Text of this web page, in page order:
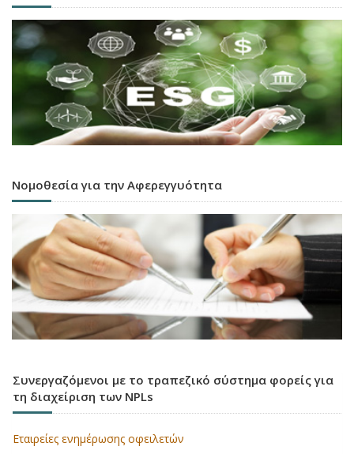
Νομοθεσία για την Αφερεγγυότητα
Συνεργαζόμενοι με το τραπεζικό σύστημα φορείς για
τη διαχείριση των NPLs
Εταιρείες ενημέρωσης οφειλετών